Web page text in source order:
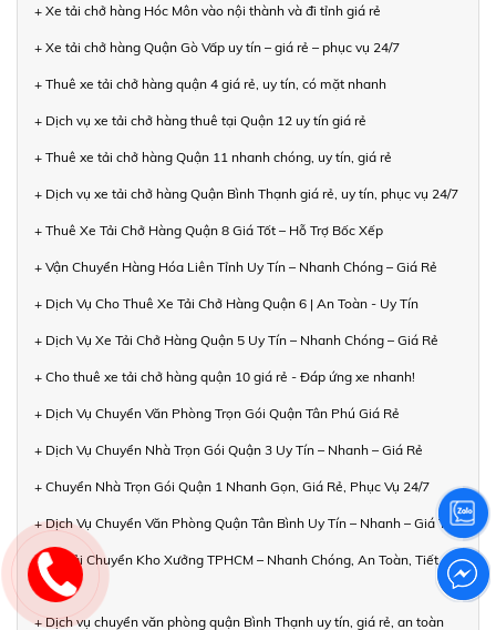
+ Xe tải chở hàng Hóc Môn vào nội thành và đi tỉnh giá rẻ
+ Xe tải chở hàng Quận Gò Vấp uy tín – giá rẻ – phục vụ 24/7
+ Thuê xe tải chở hàng quận 4 giá rẻ, uy tín, có mặt nhanh
+ Dịch vụ xe tải chở hàng thuê tại Quận 12 uy tín giá rẻ
+ Thuê xe tải chở hàng Quận 11 nhanh chóng, uy tín, giá rẻ
+ Dịch vụ xe tải chở hàng Quận Bình Thạnh giá rẻ, uy tín, phục vụ 24/7
+ Thuê Xe Tải Chở Hàng Quận 8 Giá Tốt – Hỗ Trợ Bốc Xếp
+ Vận Chuyển Hàng Hóa Liên Tỉnh Uy Tín – Nhanh Chóng – Giá Rẻ
+ Dịch Vụ Cho Thuê Xe Tải Chở Hàng Quận 6 | An Toàn - Uy Tín
+ Dịch Vụ Xe Tải Chở Hàng Quận 5 Uy Tín – Nhanh Chóng – Giá Rẻ
+ Cho thuê xe tải chở hàng quận 10 giá rẻ - Đáp ứng xe nhanh!
+ Dịch Vụ Chuyển Văn Phòng Trọn Gói Quận Tân Phú Giá Rẻ
+ Dịch Vụ Chuyển Nhà Trọn Gói Quận 3 Uy Tín – Nhanh – Giá Rẻ
+ Chuyển Nhà Trọn Gói Quận 1 Nhanh Gọn, Giá Rẻ, Phục Vụ 24/7
+ Dịch Vụ Chuyển Văn Phòng Quận Tân Bình Uy Tín – Nhanh – Giá Tốt
+ Xe Tải Chuyển Kho Xưởng TPHCM – Nhanh Chóng, An Toàn, Tiết
Kiệm
+ Dịch vụ chuyển văn phòng quận Bình Thạnh uy tín, giá rẻ, an toàn